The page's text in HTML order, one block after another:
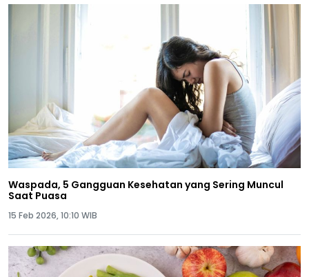
Waspada, 5 Gangguan Kesehatan yang Sering Muncul
Saat Puasa
15 Feb 2026, 10:10 WIB